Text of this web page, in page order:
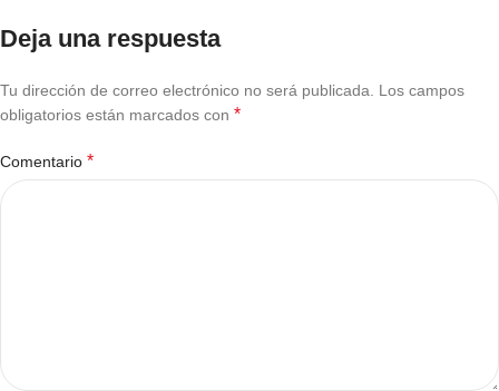
Deja una respuesta
Tu dirección de correo electrónico no será publicada.
Los campos
obligatorios están marcados con *
Comentario *